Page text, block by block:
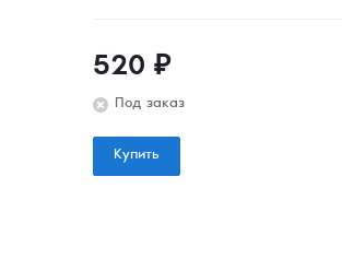
520 ₽
Под заказ
Купить